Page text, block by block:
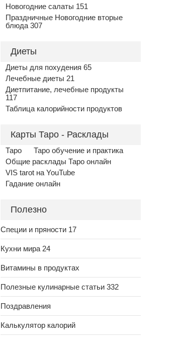
Новогодние салаты 151
Праздничные Новогодние вторые
блюда 307
Диеты
Диеты для похудения 65
Лечебные диеты 21
Диетпитание, лечебные продукты
117
Таблица калорийности продуктов
Карты Таро - Расклады
Таро
Таро обучение и практика
Общие расклады Таро онлайн
VIS tarot на YouTube
Гадание онлайн
Полезно
Специи и пряности 17
Кухни мира 24
Витамины в продуктах
Полезные кулинарные статьи 332
Поздравления
Калькулятор калорий